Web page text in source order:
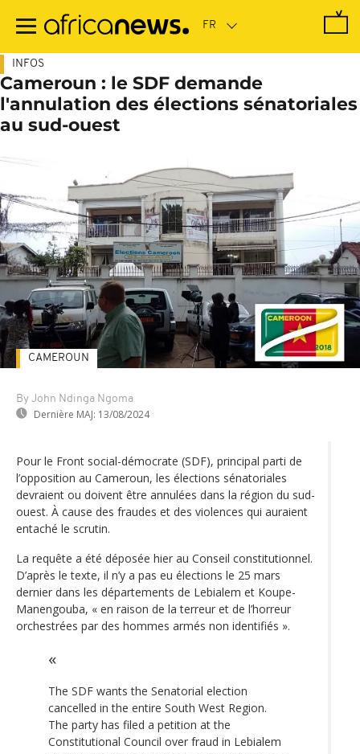
contenu
INFOS
Cameroun : le SDF demande
l'annulation des élections sénatoriales
au sud-ouest
By John Ndinga Ngoma
Dernière MAJ: 13/08/2024
CAMEROUN
Pour le Front social-démocrate (SDF), principal parti de
l’opposition au Cameroun, les élections sénatoriales
devraient ou doivent être annulées dans la région du sud-
ouest. À cause des fraudes et des violences qui auraient
entaché le scrutin.
La requête a été déposée hier au Conseil constitutionnel.
D’après le texte, il n’y a pas eu élections le 25 mars
dernier dans les départements de Lebialem et Koupe-
Manengouba, « en raison de la terreur et de l’horreur
orchestrées par des hommes armés non identifiés ».
The SDF wants the Senatorial election
cancelled in the entire South West Region.
The party has filed a petition at the
Constitutional Council over fraud in Lebialem